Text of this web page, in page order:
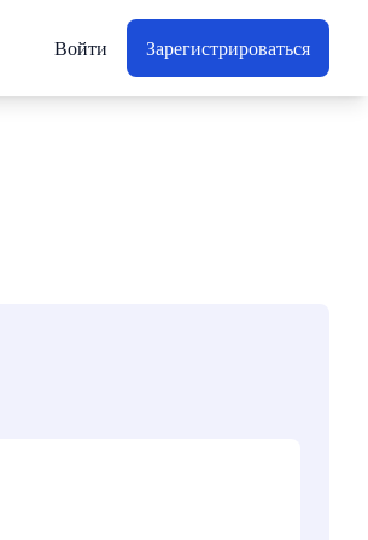
Войти Зарегистрироваться